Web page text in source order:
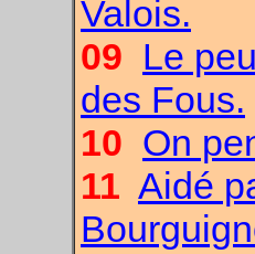
Valois.
09 Le
des Fous.
10 On
11 Aidé